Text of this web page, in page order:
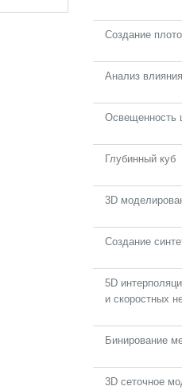
Создание
Анализ
Освещенность
Глубинный куб
3D
Создание
5D
и скоростных
Бинирование
3D сеточное